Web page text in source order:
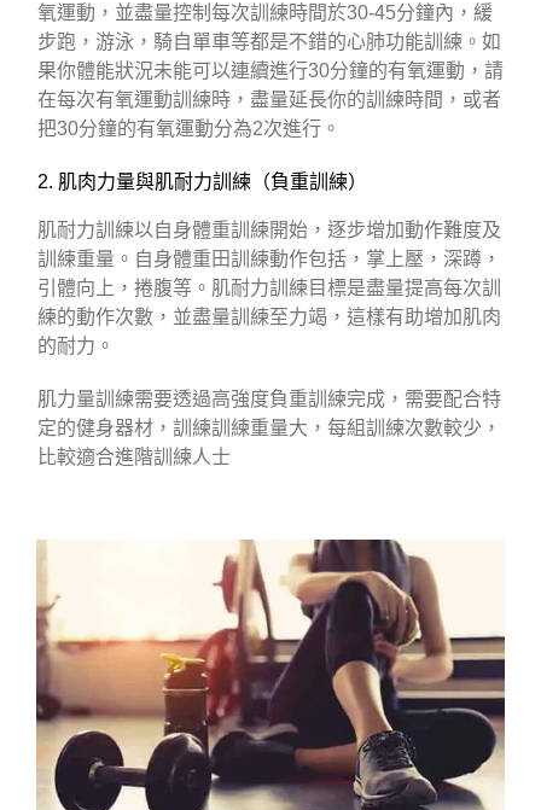
氧運動，並盡量控制每次訓練時間於30-45分鐘內，緩
步跑，游泳，騎自單車等都是不錯的心肺功能訓練。如
果你體能狀況未能可以連續進行30分鐘的有氧運動，請
在每次有氧運動訓練時，盡量延長你的訓練時間，或者
把30分鐘的有氧運動分為2次進行。
2. 肌肉力量與肌耐力訓練（負重訓練）
肌耐力訓練以自身體重訓練開始，逐步增加動作難度及
訓練重量。自身體重田訓練動作包括，掌上壓，深蹲，
引體向上，捲腹等。肌耐力訓練目標是盡量提高每次訓
練的動作次數，並盡量訓練至力竭，這樣有助增加肌肉
的耐力。
肌力量訓練需要透過高強度負重訓練完成，需要配合特
定的健身器材，訓練訓練重量大，每組訓練次數較少，
比較適合進階訓練人士